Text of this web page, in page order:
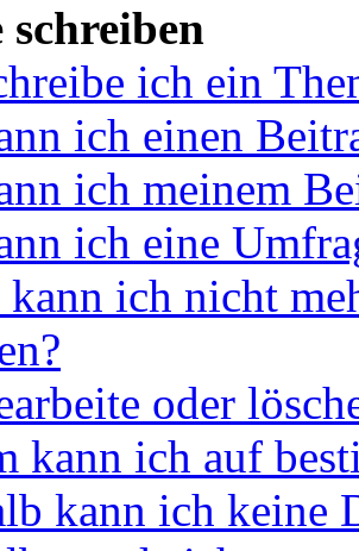
ich ein
ich einen
ich meinem
ich eine
kann ich nicht
oder
kann ich auf
kann ich keine